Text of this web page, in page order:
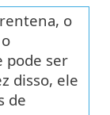
o
pode ser
disso, ele
de